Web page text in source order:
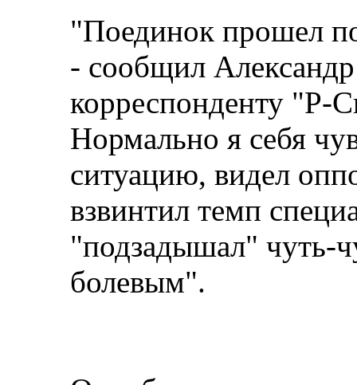
"Поединок прошел
- сообщил
корреспонденту "Р-
Нормально я себя
ситуацию, видел
взвинтил темп
"подзадышал" чуть-
болевым".